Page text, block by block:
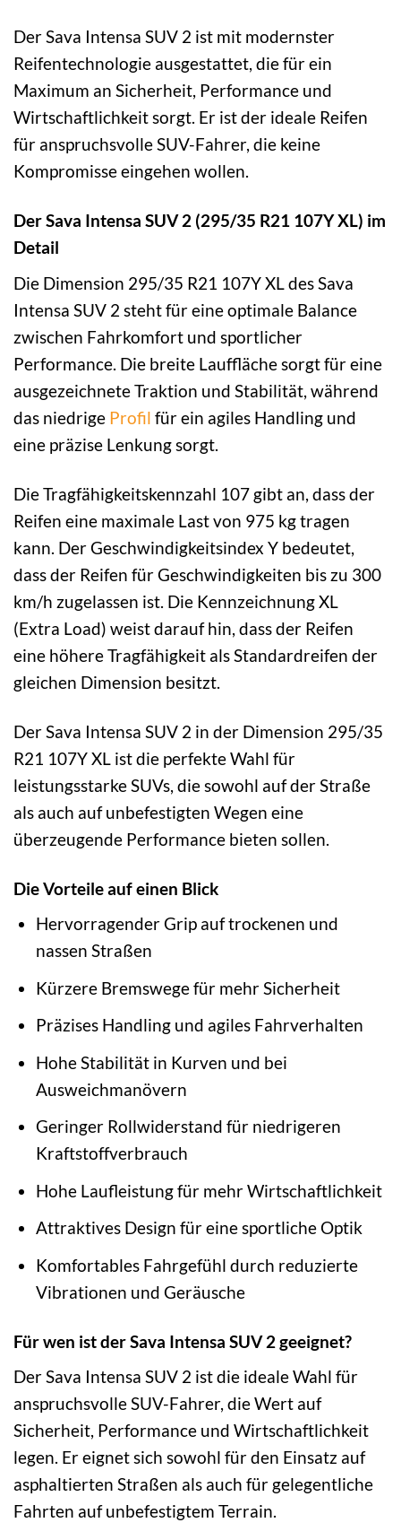
Der Sava Intensa SUV 2 ist mit modernster
Reifentechnologie ausgestattet, die für ein
Maximum an Sicherheit, Performance und
Wirtschaftlichkeit sorgt. Er ist der ideale Reifen
für anspruchsvolle SUV-Fahrer, die keine
Kompromisse eingehen wollen.
Der Sava Intensa SUV 2 (295/35 R21 107Y XL) im
Detail
Die Dimension 295/35 R21 107Y XL des Sava
Intensa SUV 2 steht für eine optimale Balance
zwischen Fahrkomfort und sportlicher
Performance. Die breite Lauffläche sorgt für eine
ausgezeichnete Traktion und Stabilität, während
das niedrige Profil für ein agiles Handling und
eine präzise Lenkung sorgt.
Die Tragfähigkeitskennzahl 107 gibt an, dass der
Reifen eine maximale Last von 975 kg tragen
kann. Der Geschwindigkeitsindex Y bedeutet,
dass der Reifen für Geschwindigkeiten bis zu 300
km/h zugelassen ist. Die Kennzeichnung XL
(Extra Load) weist darauf hin, dass der Reifen
eine höhere Tragfähigkeit als Standardreifen der
gleichen Dimension besitzt.
Der Sava Intensa SUV 2 in der Dimension 295/35
R21 107Y XL ist die perfekte Wahl für
leistungsstarke SUVs, die sowohl auf der Straße
als auch auf unbefestigten Wegen eine
überzeugende Performance bieten sollen.
Die Vorteile auf einen Blick
Hervorragender Grip auf trockenen und
nassen Straßen
Kürzere Bremswege für mehr Sicherheit
Präzises Handling und agiles Fahrverhalten
Hohe Stabilität in Kurven und bei
Ausweichmanövern
Geringer Rollwiderstand für niedrigeren
Kraftstoffverbrauch
Hohe Laufleistung für mehr Wirtschaftlichkeit
Attraktives Design für eine sportliche Optik
Komfortables Fahrgefühl durch reduzierte
Vibrationen und Geräusche
Für wen ist der Sava Intensa SUV 2 geeignet?
Der Sava Intensa SUV 2 ist die ideale Wahl für
anspruchsvolle SUV-Fahrer, die Wert auf
Sicherheit, Performance und Wirtschaftlichkeit
legen. Er eignet sich sowohl für den Einsatz auf
asphaltierten Straßen als auch für gelegentliche
Fahrten auf unbefestigtem Terrain.